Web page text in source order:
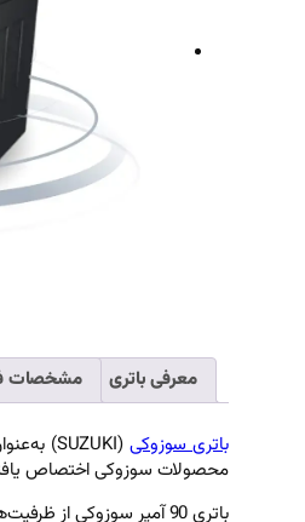
معرفی باتری مشخصات
باتری سوزوکی (SUZUKI) به‌عنوان پرچم‌دار باتری‌های تولیدی کارخانه
محصولات سوزوکی اختصاص